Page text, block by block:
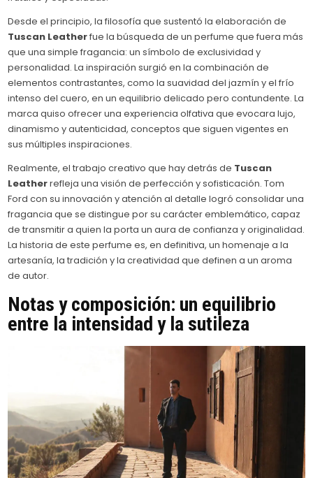
Desde el principio, la filosofía que sustentó la elaboración de
Tuscan Leatherfue la búsqueda de un perfume que fuera más
que una simple fragancia: un símbolo de exclusividad y
personalidad. La inspiración surgió en la combinación de
elementos contrastantes, como la suavidad del jazmín y el frío
intenso del cuero, en un equilibrio delicado pero contundente. La
marca quiso ofrecer una experiencia olfativa que evocara lujo,
dinamismo y autenticidad, conceptos que siguen vigentes en
sus múltiples inspiraciones.
Realmente, el trabajo creativo que hay detrás de Tuscan
Leatherrefleja una visión de perfección y sofisticación. Tom
Ford con su innovación y atención al detalle logró consolidar una
fragancia que se distingue por su carácter emblemático, capaz
de transmitir a quien la porta un aura de confianza y originalidad.
La historia de este perfume es, en definitiva, un homenaje a la
artesanía, la tradición y la creatividad que definen a un aroma
de autor.
Notas y composición: un equilibrio
entre la intensidad y la sutileza